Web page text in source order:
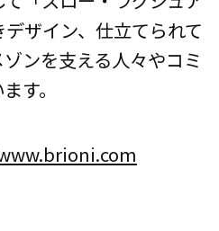
ザイン、仕立てられて
ンを支える人々やコミ
す。